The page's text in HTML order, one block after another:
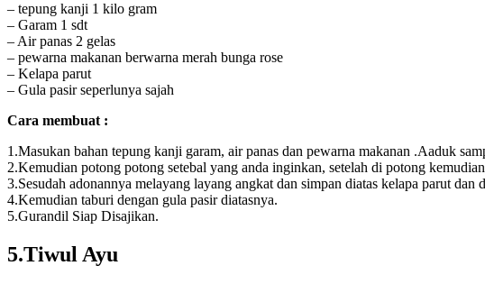
– tepung kanji 1 kilo gram
– Garam 1 sdt
– Air panas 2 gelas
– pewarna makanan berwarna merah bunga rose
– Kelapa parut
– Gula pasir seperlunya sajah
Cara membuat :
1.Masukan bahan tepung kanji garam, air panas dan pewarna makanan .Aaduk
2.Kemudian potong potong setebal yang anda inginkan, setelah di potong
3.Sesudah adonannya melayang layang angkat dan simpan diatas kelapa parut dan
4.Kemudian taburi dengan gula pasir diatasnya.
5.Gurandil Siap Disajikan.
5.Tiwul Ayu